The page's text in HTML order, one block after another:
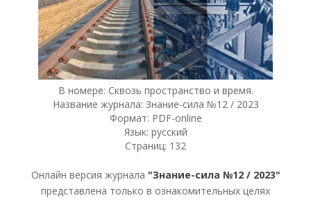
В номере: Сквозь пространство и время.
Название журнала: Знание-сила №12 / 2023
Формат: PDF-online
Язык: русский
Страниц: 132
Онлайн версия журнала "Знание-сила №12 / 2023"
представлена только в ознакомительных целях